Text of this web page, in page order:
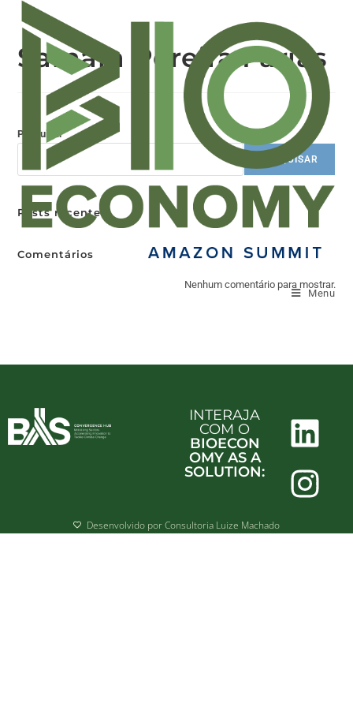
Menu
Samara Pereira Farias
Pesquisar
PESQUISAR
Posts recentes
Comentários
Nenhum comentário para mostrar.
INTERAJA
COM O
BIOECON
OMY AS A
SOLUTION:
Desenvolvido por Consultoria Luize Machado